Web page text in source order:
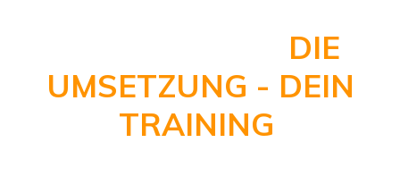
DIE
UMSETZUNG - DEIN
TRAINING